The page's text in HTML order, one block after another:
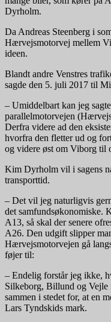
Dyrholm.
Da Andreas Steenberg i
Hærvejsmotorvej mellem
ideen.
Blandt andre Venstres
sagde den 5. juli 2017 til
– Umiddelbart kan jeg
parallelmotorvejen
Derfra videre ad den
hvorfra den fletter ud og
og videre øst om Viborg til
Kim Dyrholm vil i sagens
transporttid.
– Det vil jeg naturligvis
det samfundsøkonomiske.
A13, så skal der senere
A26. Den udgift slipper
Hærvejsmotorvejen gå
føjer til:
– Endelig forstår jeg ikke,
Silkeborg, Billund og Vejle
sammen i stedet for, at en
Lars Tyndskids mark.